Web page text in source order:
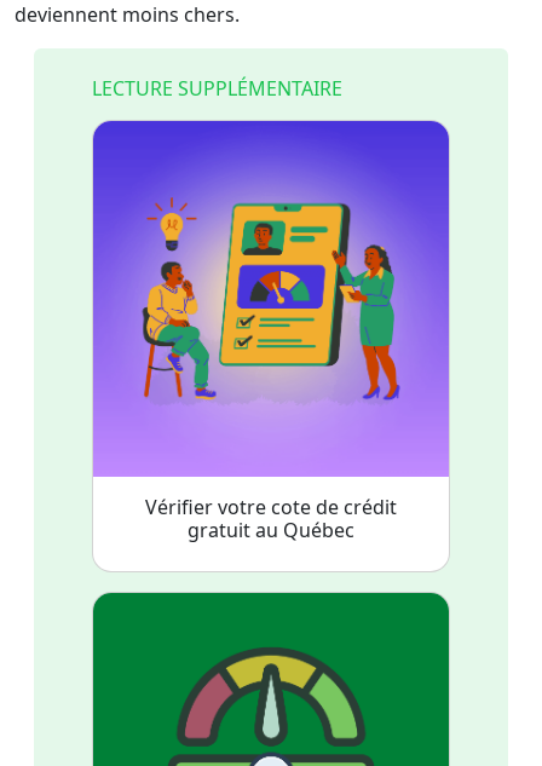
deviennent moins chers.
LECTURE SUPPLÉMENTAIRE
Vérifier votre cote de crédit
gratuit au Québec